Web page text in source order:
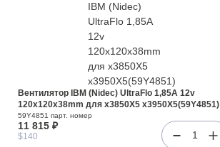
Вентилятор IBM (Nidec) UltraFlo 1,85A 12v
120x120x38mm для x3850X5 x3950X5(59Y4851)
59Y4851 парт. номер
11 815 ₽
$140 1